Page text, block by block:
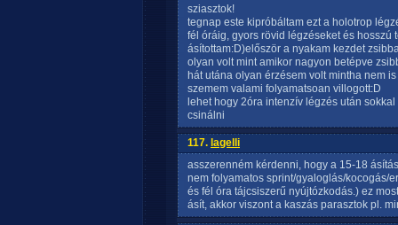
sziasztok!
tegnap este kipróbáltam ezt a holotrop
fél óráig, gyors rövid légzéseket és
ásítottam:D)először a nyakam kezdet
olyan volt mint amikor nagyon betépve
hát utána olyan érzésem volt mintha nem
szemem valami folyamatsoan villogott:D
lehet hogy 2óra intenzív légzés után
csinálni
117. lagelli
asszerenném kérdenni, hogy a 15-18
nem folyamatos sprint/gyaloglás/kocogás/
és fél óra tájcsiszerű nyújtózkodás.) ez
ásít, akkor viszont a kaszás parasztok pl.